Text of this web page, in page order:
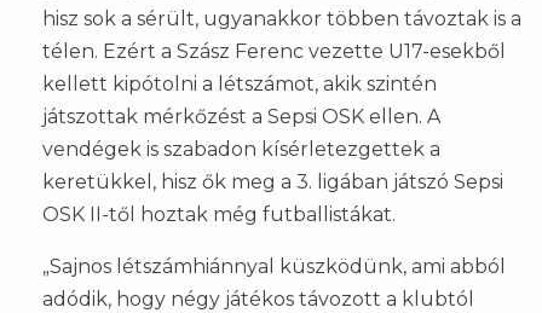
hisz sok a sérült, ugyanakkor többen távoztak is a
télen. Ezért a Szász Ferenc vezette U17-esekből
kellett kipótolni a létszámot, akik szintén
játszottak mérkőzést a Sepsi OSK ellen. A
vendégek is szabadon kísérletezgettek a
keretükkel, hisz ők meg a 3. ligában játszó Sepsi
OSK II-től hoztak még futballistákat.
„Sajnos létszámhiánnyal küszködünk, ami abból
adódik, hogy négy játékos távozott a klubtól